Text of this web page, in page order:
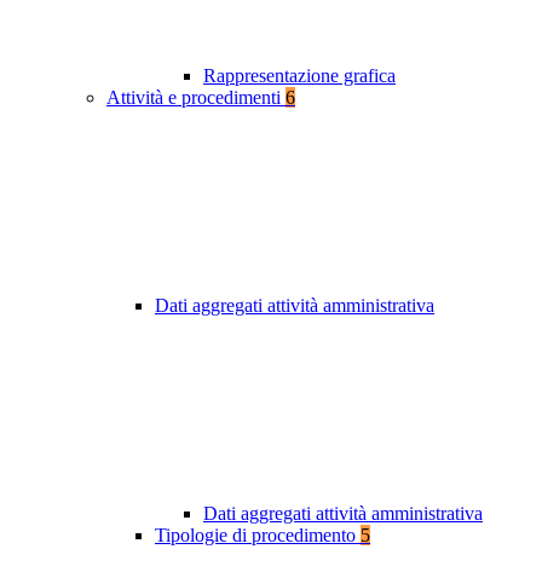
Rappresentazione grafica
Attività e procedimenti 6
Dati aggregati attività amministrativa
Dati aggregati attività amministrativa
Tipologie di procedimento 5